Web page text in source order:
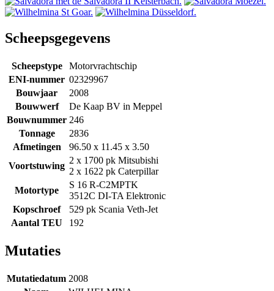
Scheepsgegevens
Scheepstype
Motorvrachtschip
ENI-nummer 02329967
Bouwjaar
2008
Bouwwerf
De Kaap BV in Meppel
Bouwnummer 246
Tonnage
2836
Afmetingen
96.50 x 11.45 x 3.50
Voortstuwing
2 x 1700 pk Mitsubishi
2 x 1622 pk Caterpillar
Motortype
S 16 R-C2MPTK
3512C DI-TA Elektronic
Kopschroef
529 pk Scania Veth-Jet
Aantal TEU
192
Mutaties
Mutatiedatum 2008